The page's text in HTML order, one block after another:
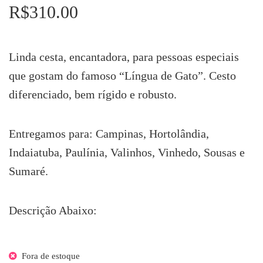
R$310.00
Linda cesta, encantadora, para pessoas especiais
que gostam do famoso “Língua de Gato”. Cesto
diferenciado, bem rígido e robusto.
Entregamos para: Campinas, Hortolândia,
Indaiatuba, Paulínia, Valinhos, Vinhedo, Sousas e
Sumaré.
Descrição Abaixo:
Fora de estoque